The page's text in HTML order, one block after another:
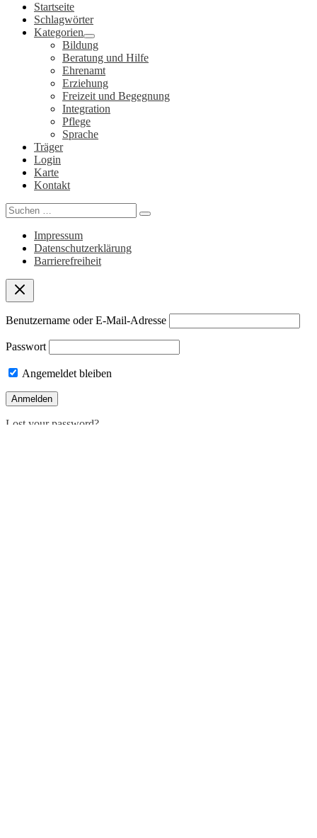
Startseite
Schlagwörter
Kategorien
Bildung
Beratung und Hilfe
Ehrenamt
Erziehung
Freizeit und Begegnung
Integration
Pflege
Sprache
Träger
Login
Karte
Kontakt
Search
for:
Impressum
Datenschutzerklärung
Barrierefreiheit
Benutzername oder E-Mail-Adresse
Passwort
Angemeldet bleiben
Lost your password?